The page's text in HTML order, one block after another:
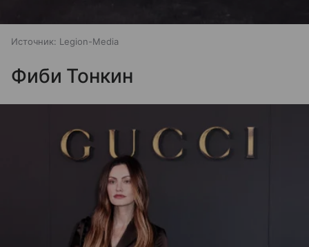
Источник: Legion-Media
Фиби Тонкин